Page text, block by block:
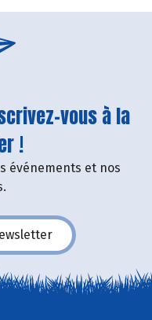
vous à la
!
événements et nos